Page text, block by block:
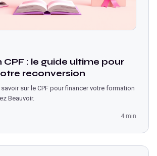
: le guide ultime pour
reconversion
sur le CPF pour financer votre formation
Beauvoir.
4 min